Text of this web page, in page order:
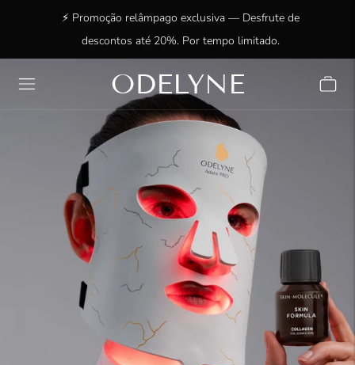
✨ Mais de 15.000 clientes radiantes! Obrigado por
estarem connosco!
⚡ Promoção relâmpago exclusiva — Desfrute de
descontos até 20%. Por tempo limitado.
ODELYNE